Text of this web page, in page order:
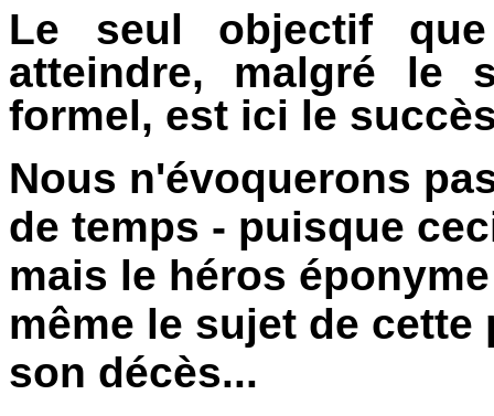
Le seul objectif
atteindre, malgré le
formel, est ici le
Nous n'évoquerons
de temps - puisque
mais le héros
même le sujet de
son décès...